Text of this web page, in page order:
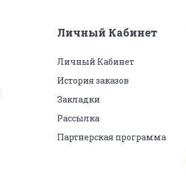
Личный Кабинет
Личный Кабинет
История заказов
Закладки
Рассылка
Партнерская программа